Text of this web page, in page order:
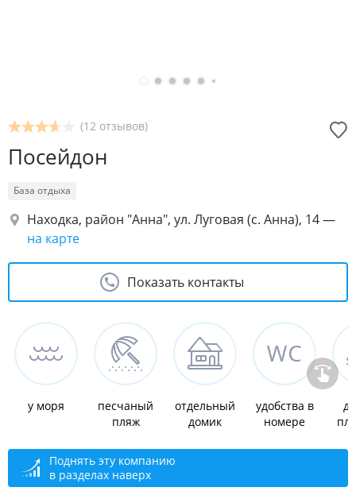
(12 отзывов)
Посейдон
База отдыха
Находка, район "Анна", ул. Луговая (с. Анна), 14—
на карте
Показать контакты
у моря
песчаный
пляж
отдельный
домик
удобства в
номере
Поднять эту компанию
в разделах наверх